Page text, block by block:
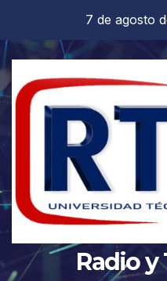
contenido
7 de agosto
Radio y